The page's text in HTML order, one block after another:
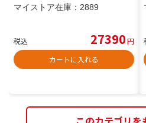
マイストア在庫： 2889
税込 27390円
カートに入れる